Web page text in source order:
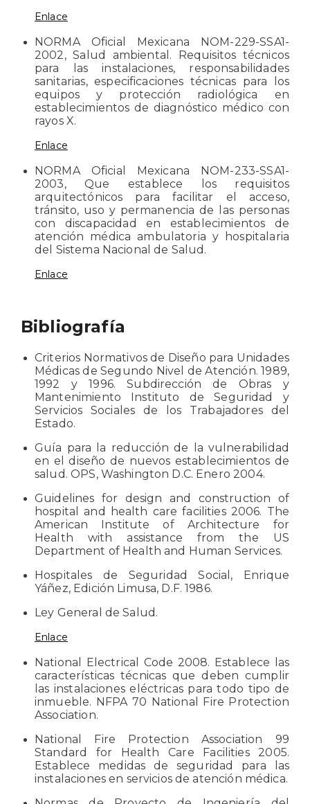
Enlace
NORMA Oficial Mexicana NOM-229-SSA1-
2002, Salud ambiental. Requisitos técnicos
para las instalaciones, responsabilidades
sanitarias, especificaciones técnicas para los
equipos y protección radiológica en
establecimientos de diagnóstico médico con
rayos X.
Enlace
NORMA Oficial Mexicana NOM-233-SSA1-
2003, Que establece los requisitos
arquitectónicos para facilitar el acceso,
tránsito, uso y permanencia de las personas
con discapacidad en establecimientos de
atención médica ambulatoria y hospitalaria
del Sistema Nacional de Salud.
Enlace
Bibliografía
Criterios Normativos de Diseño para Unidades
Médicas de Segundo Nivel de Atención. 1989,
1992 y 1996. Subdirección de Obras y
Mantenimiento Instituto de Seguridad y
Servicios Sociales de los Trabajadores del
Estado.
Guía para la reducción de la vulnerabilidad
en el diseño de nuevos establecimientos de
salud. OPS, Washington D.C. Enero 2004.
Guidelines for design and construction of
hospital and health care facilities 2006. The
American Institute of Architecture for
Health with assistance from the US
Department of Health and Human Services.
Hospitales de Seguridad Social, Enrique
Yáñez, Edición Limusa, D.F. 1986.
Ley General de Salud.
Enlace
National Electrical Code 2008. Establece las
características técnicas que deben cumplir
las instalaciones eléctricas para todo tipo de
inmueble. NFPA 70 National Fire Protection
Association.
National Fire Protection Association 99
Standard for Health Care Facilities 2005.
Establece medidas de seguridad para las
instalaciones en servicios de atención médica.